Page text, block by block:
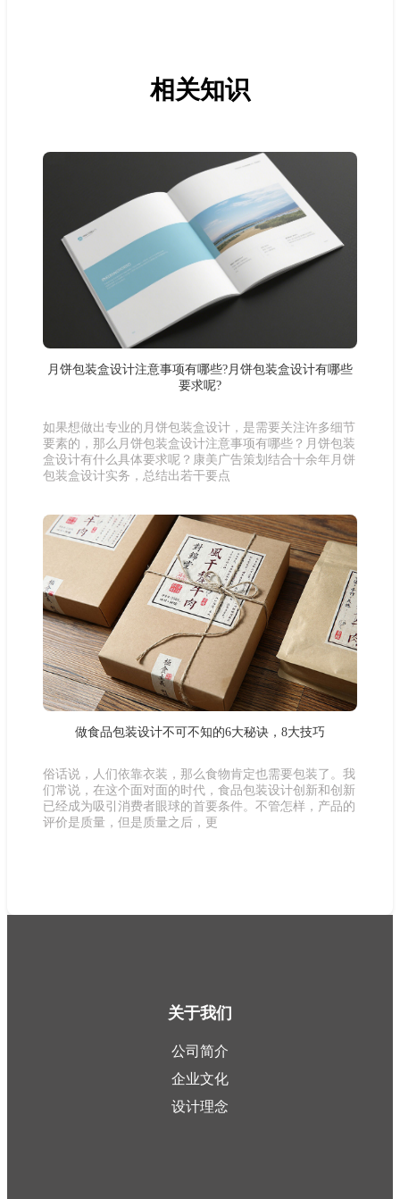
相关知识
月饼包装盒设计注意事项有哪些?月饼包装盒设计有哪些
要求呢?
如果想做出专业的月饼包装盒设计，是需要关注许多细节
要素的，那么月饼包装盒设计注意事项有哪些？月饼包装
盒设计有什么具体要求呢？康美广告策划结合十余年月饼
包装盒设计实务，总结出若干要点
做食品包装设计不可不知的6大秘诀，8大技巧
俗话说，人们依靠衣装，那么食物肯定也需要包装了。我
们常说，在这个面对面的时代，食品包装设计创新和创新
已经成为吸引消费者眼球的首要条件。不管怎样，产品的
评价是质量，但是质量之后，更
关于我们
公司简介
企业文化
设计理念